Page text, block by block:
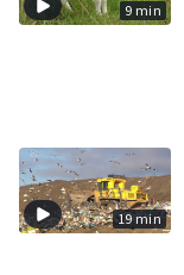
9 min
19 min